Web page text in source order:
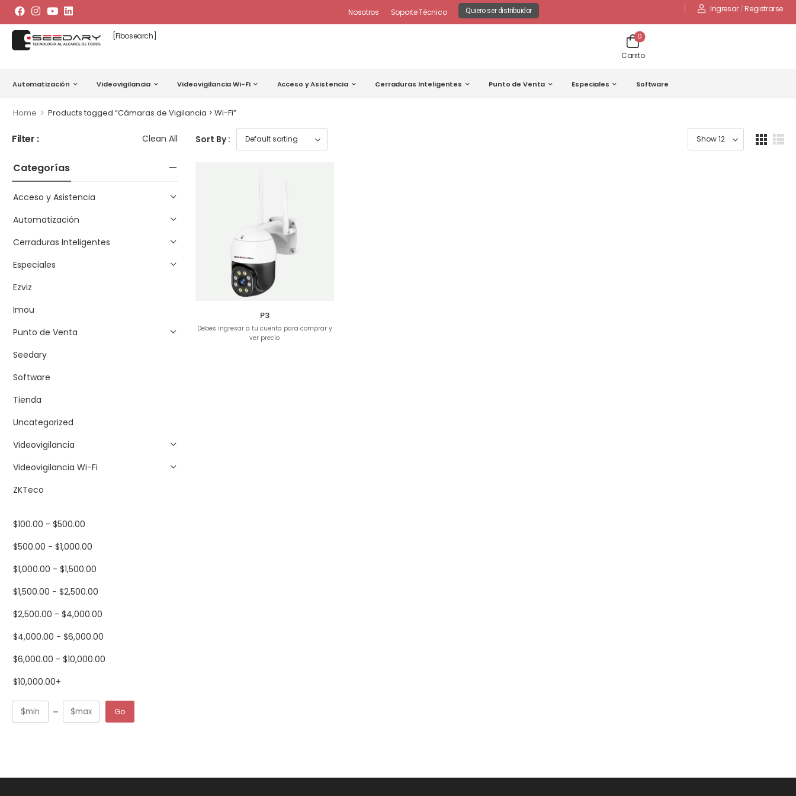
Nosotros Soporte Técnico Quiero ser distribuidor Ingresar /Registrarse
[fibosearch]
Carrito
0
Automatización Videovigilancia Videovigilancia Wi-Fi Acceso y Asistencia Cerraduras Inteligentes Punto de Venta Especiales Software
Home > Products tagged “Cámaras de Vigilancia > Wi-Fi”
Filter : Clean All
Categorías
Acceso y Asistencia
Automatización
Cerraduras Inteligentes
Especiales
Ezviz
Imou
Punto de Venta
Seedary
Software
Tienda
Uncategorized
Videovigilancia
Videovigilancia Wi-Fi
ZKTeco
$100.00 - $500.00
$500.00 - $1,000.00
$1,000.00 - $1,500.00
$1,500.00 - $2,500.00
$2,500.00 - $4,000.00
$4,000.00 - $6,000.00
$6,000.00 - $10,000.00
$10,000.00+
Go
Sort By :
P3
Debes ingresar a tu cuenta para comprar y
ver precio